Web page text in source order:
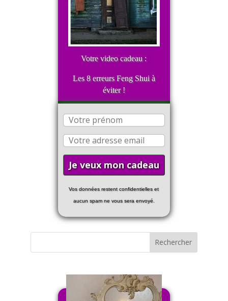
Votre video cadeau :
Les 8 erreurs Feng Shui à
éviter !
Vos données restent confidentielles et
aucun spam ne vous sera envoyé.